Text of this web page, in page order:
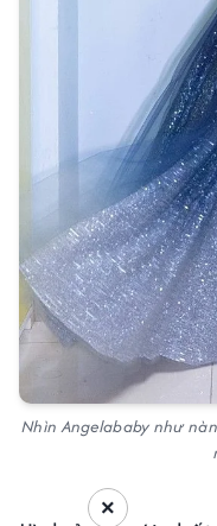
Nhìn Angelababy như
×